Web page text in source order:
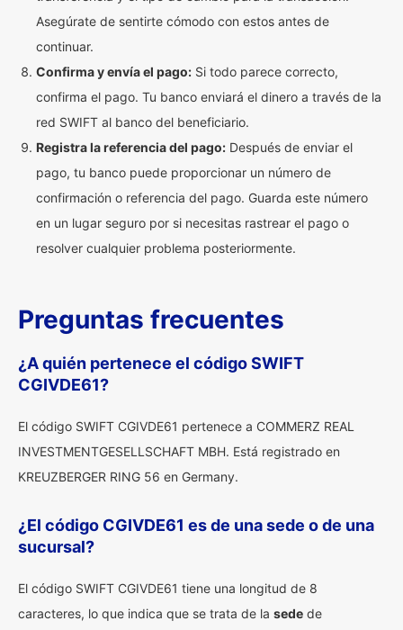
Asegúrate de sentirte cómodo con estos antes de
continuar.
Confirma y envía el pago: Si todo parece correcto,
confirma el pago. Tu banco enviará el dinero a través de la
red SWIFT al banco del beneficiario.
Registra la referencia del pago: Después de enviar el
pago, tu banco puede proporcionar un número de
confirmación o referencia del pago. Guarda este número
en un lugar seguro por si necesitas rastrear el pago o
resolver cualquier problema posteriormente.
Preguntas frecuentes
¿A quién pertenece el código SWIFT
CGIVDE61?
El código SWIFT CGIVDE61 pertenece a COMMERZ REAL
INVESTMENTGESELLSCHAFT MBH. Está registrado en
KREUZBERGER RING 56 en Germany.
¿El código CGIVDE61 es de una sede o de una
sucursal?
El código SWIFT CGIVDE61 tiene una longitud de 8
caracteres, lo que indica que se trata de la sede de